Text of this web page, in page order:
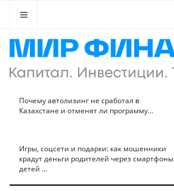
Почему автолизинг не сработал в
Казахстане и отменят ли программу...
Игры, соцсети и подарки: как мошенники
крадут деньги родителей через смартфоны
детей ...